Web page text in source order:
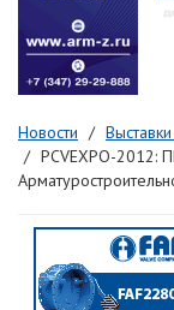
Новости
PCVEXPO-2012: